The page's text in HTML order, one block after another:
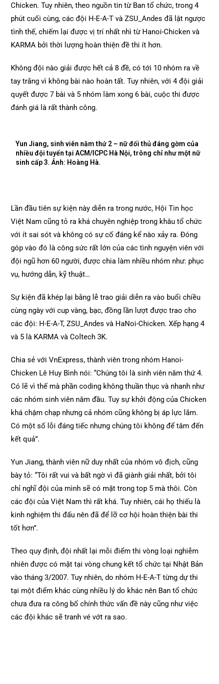
Chicken. Tuy nhiên, theo nguồn tin từ Ban tổ chức, trong 4
phút cuối cùng, các đội H-E-A-T và ZSU_Andes đã lật ngược
tình thế, chiếm lại được vị trí nhất nhì từ Hanoi-Chicken và
KARMA bởi thời lượng hoàn thiện đề thi ít hơn.
Không đội nào giải được hết cả 8 đề, có tới 10 nhóm ra về
tay trắng vì không bài nào hoàn tất. Tuy nhiên, với 4 đội giải
quyết được 7 bài và 5 nhóm làm xong 6 bài, cuộc thi được
đánh giá là rất thành công.
Yun Jiang, sinh viên năm thứ 2 – nữ đối thủ đáng gờm của
nhiều đội tuyển tại ACM/ICPC Hà Nội, trông chỉ như một nữ
sinh cấp 3. Ảnh: Hoàng Hà.
Lần đầu tiên sự kiện này diễn ra trong nước, Hội Tin học
Việt Nam cũng tỏ ra khá chuyên nghiệp trong khâu tổ chức
với ít sai sót và không có sự cố đáng kể nào xảy ra. Đóng
góp vào đó là công sức rất lớn của các tình nguyện viên với
đội ngũ hơn 60 người, được chia làm nhiều nhóm như: phục
vụ, hướng dẫn, kỹ thuật…
Sự kiện đã khép lại bằng lễ trao giải diễn ra vào buổi chiều
cùng ngày với cup vàng, bạc, đồng lần lượt được trao cho
các đội: H-E-A-T, ZSU_Andes và HaNoi-Chicken. Xếp hạng 4
và 5 là KARMA và Coltech 3K.
Chia sẻ với VnExpress, thành viên trong nhóm Hanoi-
Chicken Lê Huy Bình nói: “Chúng tôi là sinh viên năm thứ 4.
Có lẽ vì thế mà phần coding không thuần thục và nhanh như
các nhóm sinh viên năm đầu. Tuy sự khởi động của Chicken
khá chậm chạp nhưng cả nhóm cũng không bị áp lực lắm.
Có một số lỗi đáng tiếc nhưng chúng tôi không để tâm đến
kết quả”.
Yun Jiang, thành viên nữ duy nhất của nhóm vô địch, cũng
bày tỏ: “Tôi rất vui và bất ngờ vì đã giành giải nhất, bởi tôi
chỉ nghĩ đội của mình sẽ có mặt trong top 5 mà thôi. Còn
các đội của Việt Nam thì rất khá. Tuy nhiên, cái họ thiếu là
kinh nghiệm thi đấu nên đã để lỡ cơ hội hoàn thiện bài thi
tốt hơn”.
Theo quy định, đội nhất lại mỗi điểm thi vòng loại nghiễm
nhiên được có mặt tại vòng chung kết tổ chức tại Nhật Bản
vào tháng 3/2007. Tuy nhiên, do nhóm H-E-A-T từng dự thi
tại một điểm khác cùng nhiều lý do khác nên Ban tổ chức
chưa đưa ra công bố chính thức vấn đề này cũng như việc
các đội khác sẽ tranh vé vớt ra sao.